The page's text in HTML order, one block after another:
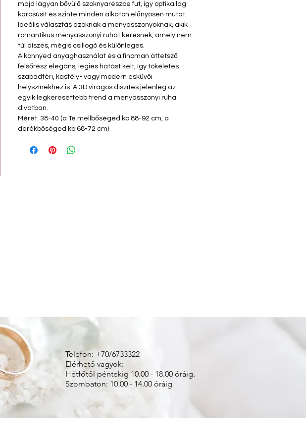
majd lágyan bővülő szoknyarészbe fut, így optikailag
karcsúsít és szinte minden alkaton előnyösen mutat.
Ideális választás azoknak a menyasszonyoknak, akik
romantikus menyasszonyi ruhát keresnek, amely nem
túl díszes, mégis csillogó és különleges.
A könnyed anyaghasználat és a finoman áttetsző
felsőrész elegáns, légies hatást kelt, így tökéletes
szabadtéri, kastély- vagy modern esküvői
helyszínekhez is. A 3D virágos díszítés jelenleg az
egyik legkeresettebb trend a menyasszonyi ruha
divatban.
Méret: 38-40 (a Te mellbőséged kb 88-92 cm, a
derékbőséged kb 68-72 cm)
Telefon: +70/6733322
Elérhető vagyok:
Hétfőtől péntekig 10.00 - 18.00 óráig.
Szombaton: 10.00 - 14.00 óráig